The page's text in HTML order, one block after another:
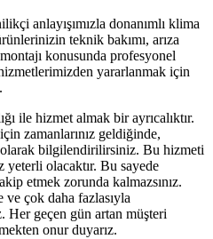
anlayışımızla donanımlı klima
teknik bakımı, arıza
konusunda profesyonel
yararlanmak için
ile hizmet almak bir ayrıcalıktır.
zamanlarınız geldiğinde,
bilgilendirilirsiniz. Bu hizmeti
olacaktır. Bu sayede
etmek zorunda kalmazsınız.
çok daha fazlasıyla
Her geçen gün artan müşteri
onur duyarız.